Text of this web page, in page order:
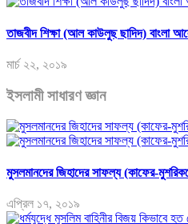
তাজবীদ শিক্ষা (আল কাউলুছ ছাদিদ) বাংলা
মার্চ ২২, ২০১৯
ইসলামী সাধারণ জ্ঞান
মুসলমানদের জিহাদের সাফল্য (কাফের-
এপ্রিল ১৭, ২০১৯